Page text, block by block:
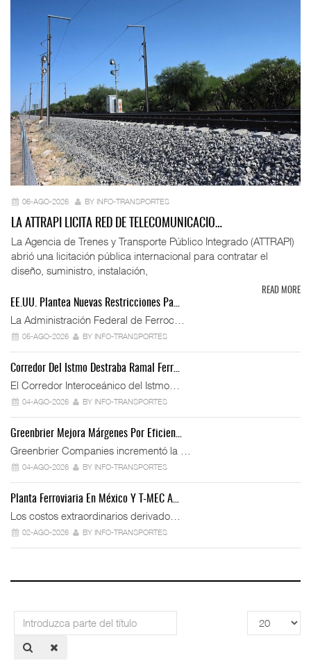
06-AGO-2026 BY INFO-TRANSPORTES
LA ATTRAPI LICITA RED DE TELECOMUNICACIO…
La Agencia de Trenes y Transporte Público Integrado (ATTRAPI)
abrió una licitación pública internacional para contratar el
diseño, suministro, instalación,
READ MORE
EE.UU. Plantea Nuevas Restricciones Pa…
La Administración Federal de Ferroc…
05-AGO-2026 BY INFO-TRANSPORTES
Corredor Del Istmo Destraba Ramal Ferr…
El Corredor Interoceánico del Istmo…
04-AGO-2026 BY INFO-TRANSPORTES
Greenbrier Mejora Márgenes Por Eficien…
Greenbrier Companies incrementó la …
04-AGO-2026 BY INFO-TRANSPORTES
Planta Ferroviaria En México Y T-MEC A…
Los costos extraordinarios derivado…
02-AGO-2026 BY INFO-TRANSPORTES
Introduzca
parte
del
Cantidad
a